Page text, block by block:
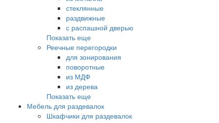
стеклянные
раздвижные
с распашной дверью
Показать еще
Реечные перегородки
для зонирования
поворотные
из МДФ
из дерева
Показать еще
Мебель для раздевалок
Шкафчики для раздевалок